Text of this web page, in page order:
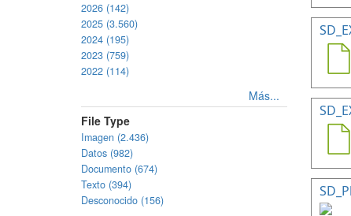
2026 (142)
2025 (3.560)
2024 (195)
2023 (759)
2022 (114)
Más...
File Type
Imagen (2.436)
Datos (982)
Documento (674)
Texto (394)
Desconocido (156)